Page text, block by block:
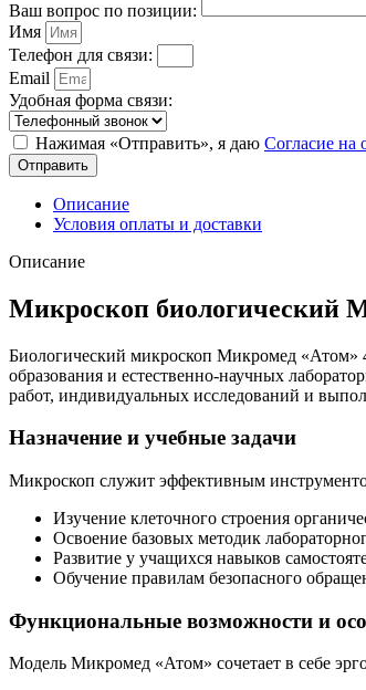
Ваш вопрос по позиции:
Имя
Телефон для связи:
Email
Удобная форма связи:
Нажимая «Отправить», я даю Согласие на
Отправить
Описание
Условия оплаты и доставки
Описание
Микроскоп биологический
Биологический микроскоп Микромед «Атом»
образования и естественно-научных
работ, индивидуальных исследований и
Назначение и учебные задачи
Микроскоп служит эффективным
Изучение клеточного строения
Освоение базовых методик
Развитие у учащихся навыков
Обучение правилам безопасного
Функциональные возможности и
Модель Микромед «Атом» сочетает в себе